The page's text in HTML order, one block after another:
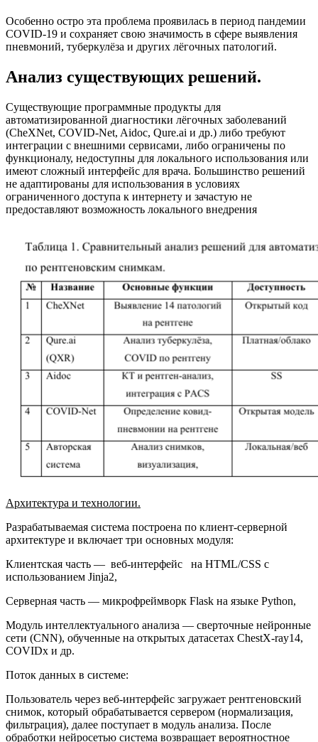
Особенно остро эта проблема проявилась в период пандемии
COVID-19 и сохраняет свою значимость в сфере выявления
пневмоний, туберкулёза и других лёгочных патологий.
Анализ существующих решений.
Существующие программные продукты для
автоматизированной диагностики лёгочных заболеваний
(CheXNet, COVID-Net, Aidoc, Qure.ai и др.) либо требуют
интеграции с внешними сервисами, либо ограничены по
функционалу, недоступны для локального использования или
имеют сложный интерфейс для врача. Большинство решений
не адаптированы для использования в условиях
ограниченного доступа к интернету и зачастую не
предоставляют возможность локального внедрения
Архитектура и технологии.
Разрабатываемая система построена по клиент-серверной
архитектуре и включает три основных модуля:
Клиентская часть — веб-интерфейс на HTML/CSS с
использованием Jinja2,
Серверная часть — микрофреймворк Flask на языке Python,
Модуль интеллектуального анализа — сверточные нейронные
сети (CNN), обученные на открытых датасетах ChestX-ray14,
COVIDx и др.
Поток данных в системе:
Пользователь через веб-интерфейс загружает рентгеновский
снимок, который обрабатывается сервером (нормализация,
фильтрация), далее поступает в модуль анализа. После
обработки нейросетью система возвращает вероятностное